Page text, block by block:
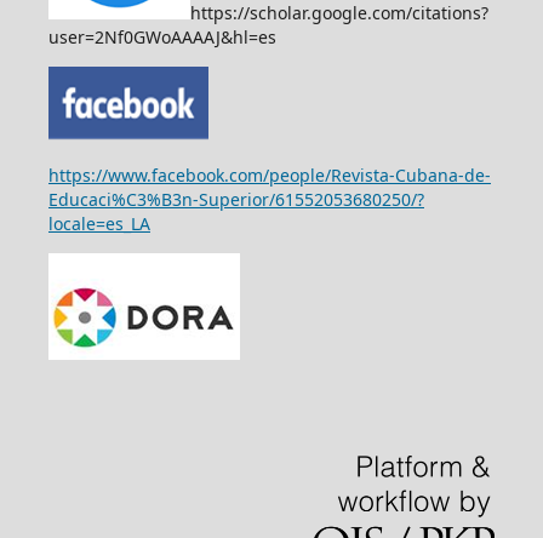
https://scholar.google.com/citations?
user=2Nf0GWoAAAAJ&hl=es
https://www.facebook.com/people/Revista-Cubana-de-
Educaci%C3%B3n-Superior/61552053680250/?
locale=es_LA